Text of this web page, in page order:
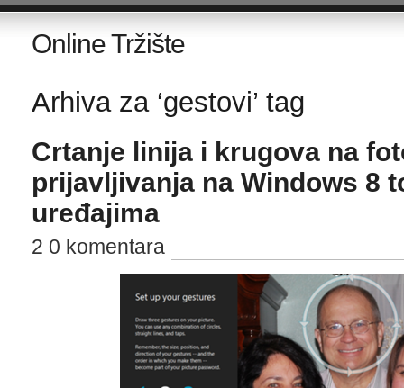
Online Tržište
Arhiva za ‘gestovi’ tag
Crtanje linija i krugova na
prijavljivanja na Windows 8
uređajima
2 0 komentara